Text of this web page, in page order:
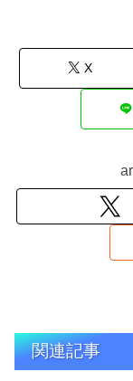
X
関連記事